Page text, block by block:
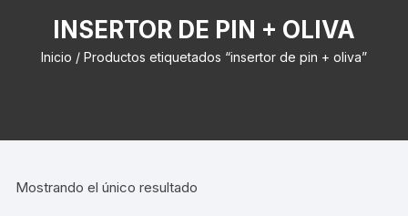
INSERTOR DE PIN + OLIVA
Inicio / Productos etiquetados “insertor de pin + oliva”
Mostrando el único resultado